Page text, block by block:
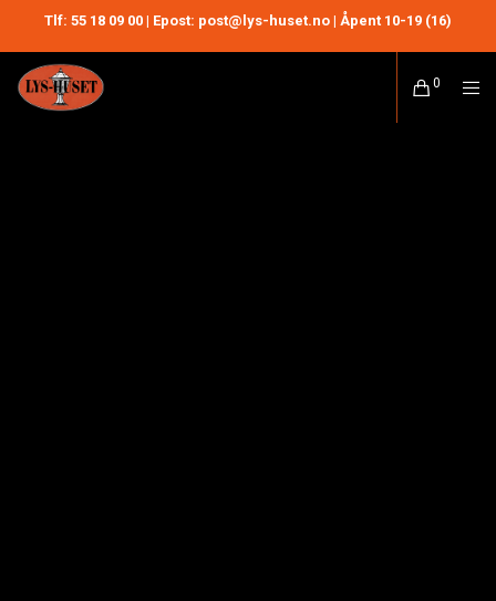
Tlf: 55 18 09 00 | Epost: post@lys-huset.no | Åpent 10-19 (16)
0